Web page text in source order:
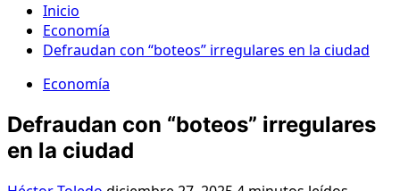
Inicio
Economía
Defraudan con “boteos” irregulares en la ciudad
Economía
Defraudan con “boteos” irregulares
en la ciudad